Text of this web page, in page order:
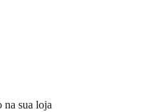
na sua loja